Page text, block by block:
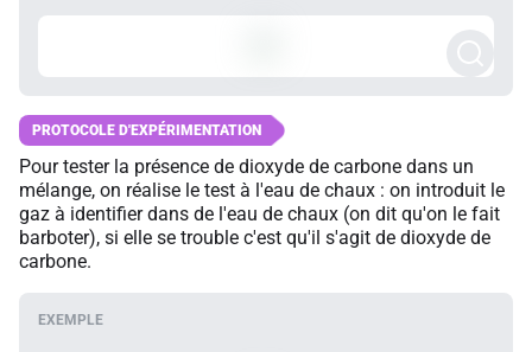
Pour tester la présence de dioxyde de carbone dans un
mélange, on réalise le test à l'eau de chaux : on introduit le
gaz à identifier dans de l'eau de chaux (on dit qu'on le fait
barboter), si elle se trouble c'est qu'il s'agit de dioxyde de
carbone.